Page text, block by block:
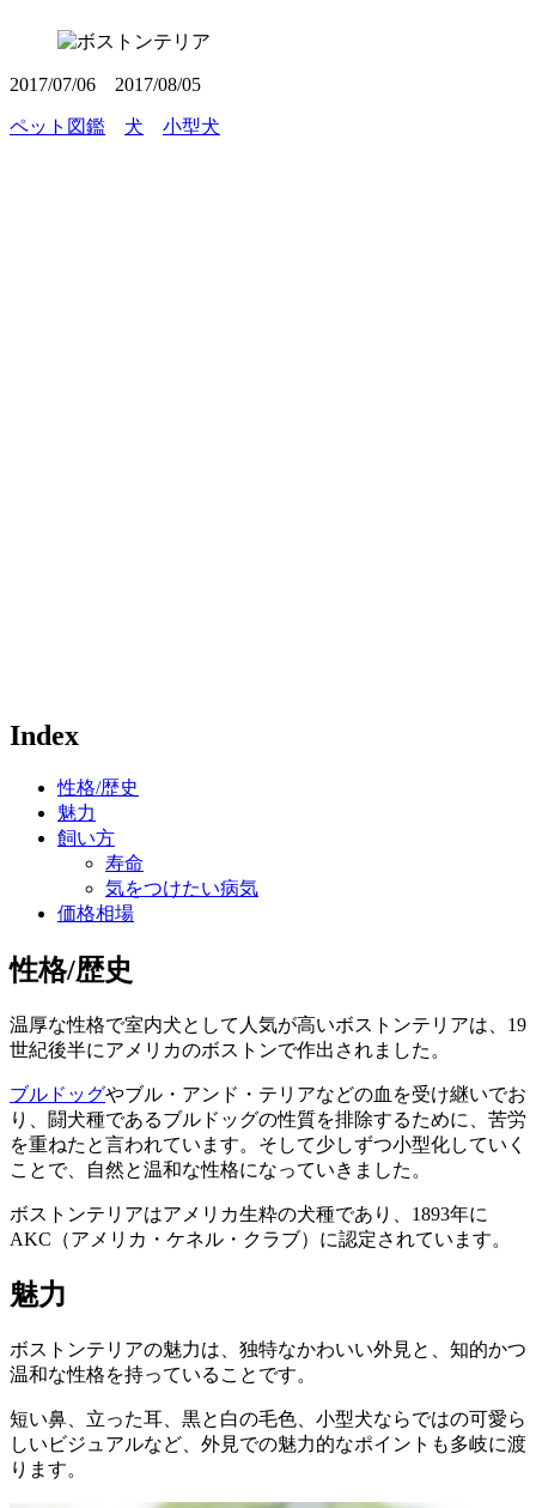
2017/07/06 2017/08/05
ペット図鑑 犬 小型犬
Index
性格/歴史
魅力
飼い方
寿命
気をつけたい病気
価格相場
性格/歴史
温厚な性格で室内犬として人気が高いボストンテリアは、19
世紀後半にアメリカのボストンで作出されました。
ブルドッグやブル・アンド・テリアなどの血を受け継いでお
り、闘犬種であるブルドッグの性質を排除するために、苦労
を重ねたと言われています。そして少しずつ小型化していく
ことで、自然と温和な性格になっていきました。
ボストンテリアはアメリカ生粋の犬種であり、1893年に
AKC（アメリカ・ケネル・クラブ）に認定されています。
魅力
ボストンテリアの魅力は、 独特なかわいい外見と、知的かつ
温和な性格を持っていること です。
短い鼻、立った耳、黒と白の毛色、小型犬ならではの可愛ら
しいビジュアルなど、外見での魅力的なポイントも多岐に渡
ります。